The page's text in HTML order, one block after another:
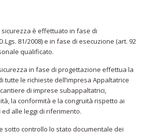
è effettuato in fase di
81/2008)e in fase di esecuzione (art. 92
qualificato.
in fase di progettazione effettua la
tutte le richieste dell’impresa Appaltatrice
di imprese subappaltatrici,
la conformità e la congruità rispetto ai
alle leggi di riferimento.
sotto controllo lo stato documentale dei